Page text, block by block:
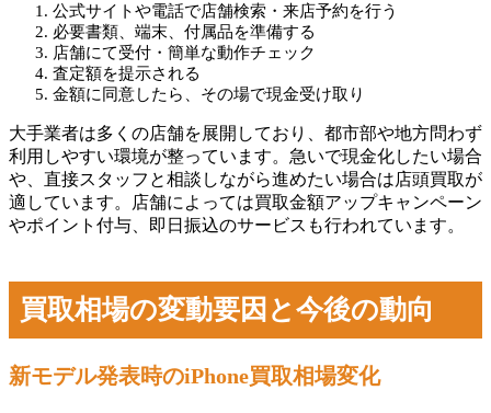
公式サイトや電話で店舗検索・来店予約を行う
必要書類、端末、付属品を準備する
店舗にて受付・簡単な動作チェック
査定額を提示される
金額に同意したら、その場で現金受け取り
大手業者は多くの店舗を展開しており、都市部や地方問わず
利用しやすい環境が整っています。急いで現金化したい場合
や、直接スタッフと相談しながら進めたい場合は店頭買取が
適しています。店舗によっては買取金額アップキャンペーン
やポイント付与、即日振込のサービスも行われています。
買取相場の変動要因と今後の動向
新モデル発表時のiPhone買取相場変化